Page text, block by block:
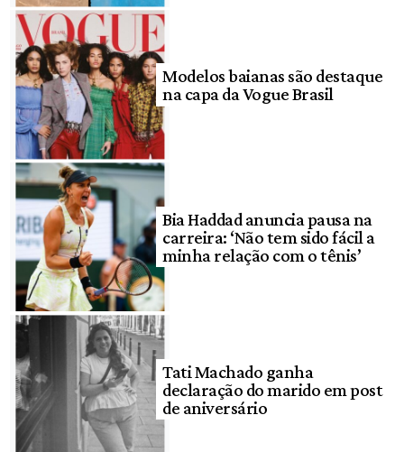
Modelos baianas são destaque
na capa da Vogue Brasil
Bia Haddad anuncia pausa na
carreira: ‘Não tem sido fácil a
minha relação com o tênis’
Tati Machado ganha
declaração do marido em post
de aniversário